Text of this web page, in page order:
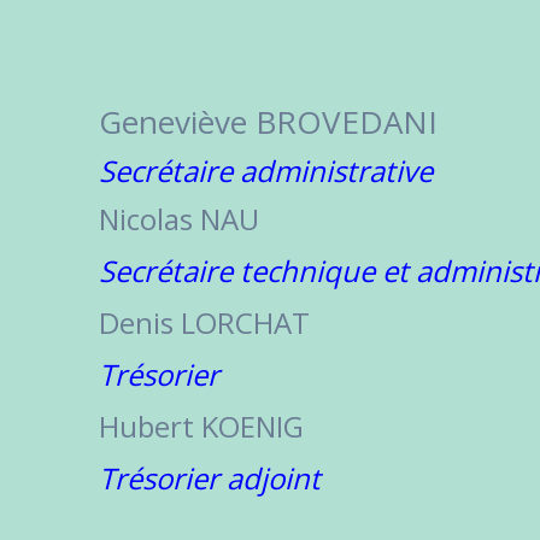
Geneviève BROVEDANI
Secrétaire administrative
Nicolas NAU
Secrétaire technique et
Denis LORCHAT
Trésorier
Hubert KOENIG
Trésorier adjoint